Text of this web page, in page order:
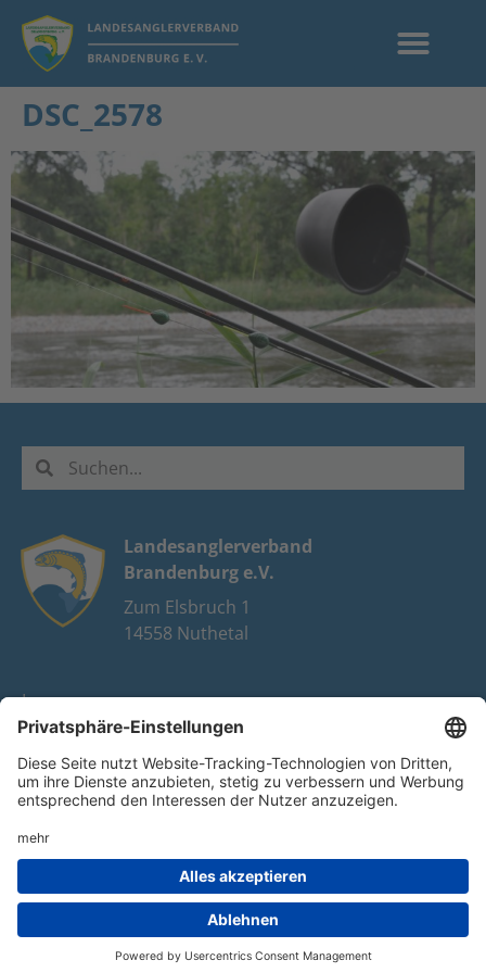
DSC_2578
Landesanglerverband
Brandenburg e.V.
Zum Elsbruch 1
14558 Nuthetal
Impressum
Datenschutz
FAQ